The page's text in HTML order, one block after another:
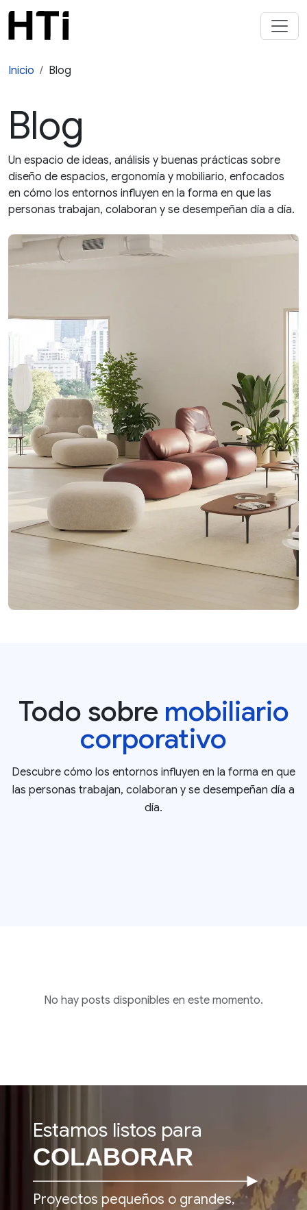
Inicio Blog
Blog
Un espacio de ideas, análisis y buenas prácticas sobre
diseño de espacios, ergonomía y mobiliario, enfocados
en cómo los entornos influyen en la forma en que las
personas trabajan, colaboran y se desempeñan día a día.
Todo sobre mobiliario
corporativo
Descubre cómo los entornos influyen en la forma en que
las personas trabajan, colaboran y se desempeñan día a
día.
No hay posts disponibles en este momento.
Estamos listos para
COLABORAR
Proyectos pequeños o grandes,